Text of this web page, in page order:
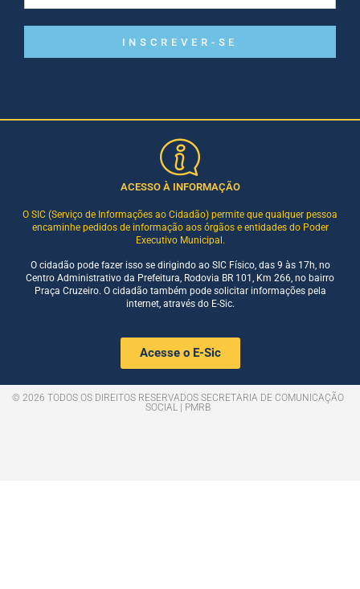
INSCREVER-SE
ACESSO À INFORMAÇÃO
O SIC (Serviço de Informações ao Cidadão) permite que qualquer pessoa
encaminhe pedidos de informação aos órgãos e entidades do Poder
Executivo Municipal.
O cidadão pode fazer isso se dirigindo ao SIC Físico, das 9 às 17h, no
Centro Administrativo da Prefeitura, Rodovia BR 101, Km 266, no bairro
Praça Cruzeiro. O cidadão também pode solicitar informações pela
internet, através do E-Sic.
Acesse o E-Sic
© 2026 TODOS OS DIREITOS RESERVADOS SECRETARIA DE COMUNICAÇÃO
SOCIAL | PMRB